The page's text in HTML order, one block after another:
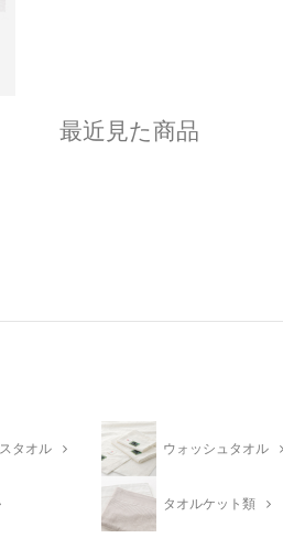
最近見た商品
タオル ウォッシュタオル
タオルケット類